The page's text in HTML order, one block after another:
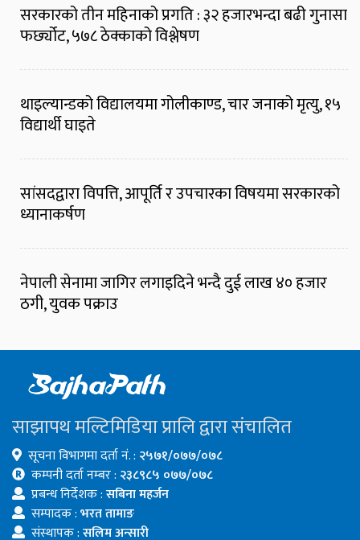
सरकारको तीन महिनाको प्रगति : ३२ हजारभन्दा बढी गुनासा
फर्छ्योट, ५७८ ठेक्काको विश्लेषण
थाइल्यान्डको विद्यालयमा गोलीकाण्ड, चार जनाको मृत्यु, १५
विद्यार्थी घाइते
सांसदद्वारा विपत्ति, आपूर्ति र उपचारका विषयमा सरकारको
ध्यानाकर्षण
नेपाली सेनामा जागिर लगाइदिने भन्दै दुई लाख ४० हजार
ठगी, युवक पक्राउ
साझापथ मल्टिमिडिया प्रालि द्वारा संचालित
सूचना विभागमा दर्ता नं. : २५७१/०७७/०७८
कम्पनी दर्ता नम्बर : २३८९८५ ०७७/०७८
प्रबन्ध निर्देशक :सबिना महर्जन
सम्पादक :भरत तामाङ
संस्थापक :सलिम अन्सारी